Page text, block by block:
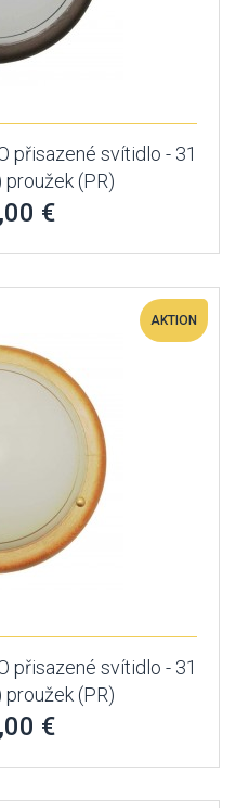
přisazené svítidlo - 31
(PR)
€
AKTION
přisazené svítidlo - 31
(PR)
€